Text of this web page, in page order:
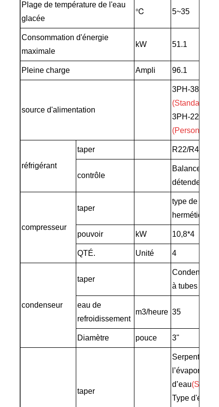
Plage de température de l'eau
glacée
℃ 5~35
Consommation d'énergie
maximale
kW 51.1
Pleine charge Ampli 96.1
source d'alimentation
3PH-380V-
(Standard)
3PH-220-
réfrigérant
taper R22/R407C/
contrôle
Balance
détendeur
compresseur
taper
type de
hermétique
pouvoir kW 10,8*4
QTÉ. Unité 4
condenseur
taper
Condenseur
à tubes
eau de
refroidissement
m3/heure 35
Diamètre pouce 3"
taper
Serpentin
d’eau
Type